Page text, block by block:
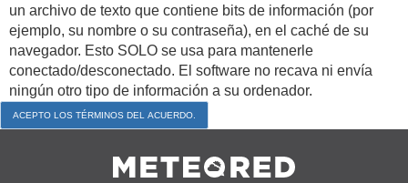
un archivo de texto que contiene bits de información (por
ejemplo, su nombre o su contraseña), en el caché de su
navegador. Esto SOLO se usa para mantenerle
conectado/desconectado. El software no recava ni envía
ningún otro tipo de información a su ordenador.